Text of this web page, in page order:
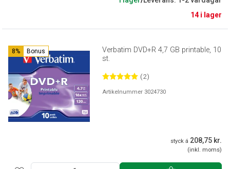
14 i lager
8% Bonus
Verbatim DVD+R 4,7 GB printable, 10
st.
(2)
Artikelnummer 3024730
styck á 208,75 kr.
(inkl. moms)